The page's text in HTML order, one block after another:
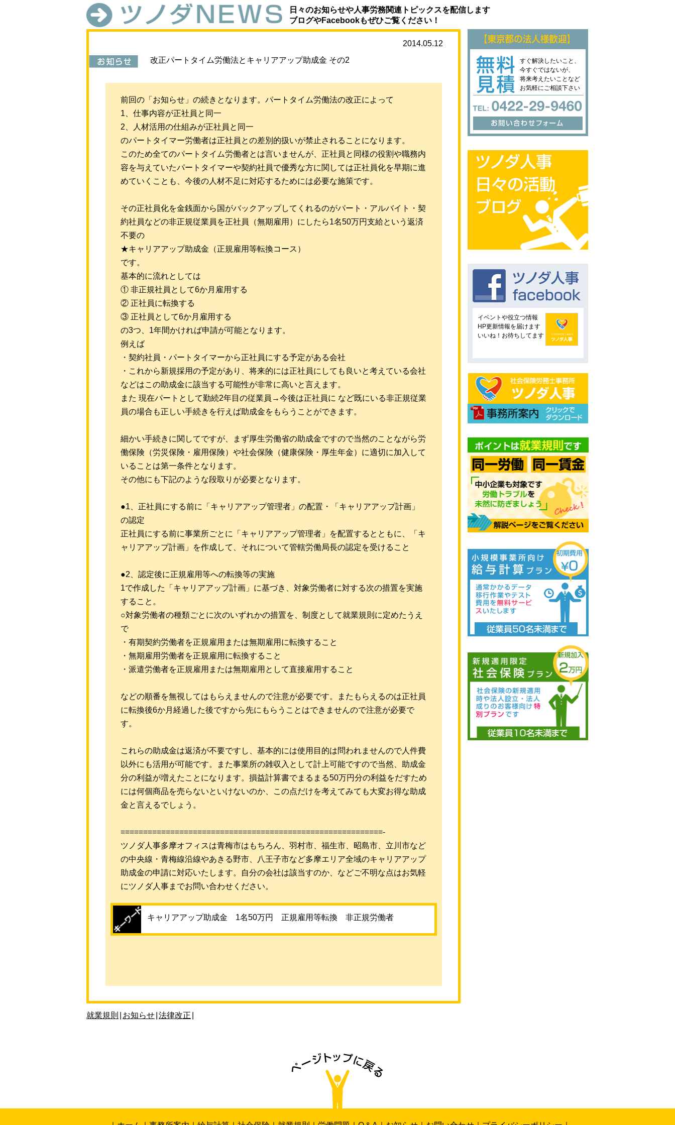
日々のお知らせや人事労務関連トピックスを配信します
ブログやFacebookもぜひご覧ください！
2014.05.12
改正パートタイム労働法とキャリアアップ助成金 その2
前回の「お知らせ」の続きとなります。パートタイム労働法の改正によって
1、仕事内容が正社員と同一
2、人材活用の仕組みが正社員と同一
のパートタイマー労働者は正社員との差別的扱いが禁止されることになります。
このため全てのパートタイム労働者とは言いませんが、正社員と同様の役割や職務内
容を与えていたパートタイマーや契約社員で優秀な方に関しては正社員化を早期に進
めていくことも、今後の人材不足に対応するためには必要な施策です。
その正社員化を金銭面から国がバックアップしてくれるのがパート・アルバイト・契
約社員などの非正規従業員を正社員（無期雇用）にしたら1名50万円支給という返済
不要の
★キャリアアップ助成金（正規雇用等転換コース）
です。
基本的に流れとしては
① 非正規社員として6か月雇用する
② 正社員に転換する
③ 正社員として6か月雇用する
の3つ、1年間かければ申請が可能となります。
例えば
・契約社員・パートタイマーから正社員にする予定がある会社
・これから新規採用の予定があり、将来的には正社員にしても良いと考えている会社
などはこの助成金に該当する可能性が非常に高いと言えます。
また 現在パートとして勤続2年目の従業員→今後は正社員に など既にいる非正規従業
員の場合も正しい手続きを行えば助成金をもらうことができます。
細かい手続きに関してですが、まず厚生労働省の助成金ですので当然のことながら労
働保険（労災保険・雇用保険）や社会保険（健康保険・厚生年金）に適切に加入して
いることは第一条件となります。
その他にも下記のような段取りが必要となります。
●1、正社員にする前に「キャリアアップ管理者」の配置・「キャリアアップ計画」
の認定
正社員にする前に事業所ごとに「キャリアアップ管理者」を配置するとともに、「キ
ャリアアップ計画」を作成して、それについて管轄労働局長の認定を受けること
●2、認定後に正規雇用等への転換等の実施
1で作成した「キャリアアップ計画」に基づき、対象労働者に対する次の措置を実施
すること。
○対象労働者の種類ごとに次のいずれかの措置を、制度として就業規則に定めたうえ
で
・有期契約労働者を正規雇用または無期雇用に転換すること
・無期雇用労働者を正規雇用に転換すること
・派遣労働者を正規雇用または無期雇用として直接雇用すること
などの順番を無視してはもらえませんので注意が必要です。またもらえるのは正社員
に転換後6か月経過した後ですから先にもらうことはできませんので注意が必要で
す。
これらの助成金は返済が不要ですし、基本的には使用目的は問われませんので人件費
以外にも活用が可能です。また事業所の雑収入として計上可能ですので当然、助成金
分の利益が増えたことになります。損益計算書でまるまる50万円分の利益をだすため
には何個商品を売らないといけないのか、この点だけを考えてみても大変お得な助成
金と言えるでしょう。
==========================================================-
ツノダ人事多摩オフィスは青梅市はもちろん、羽村市、福生市、昭島市、立川市など
の中央線・青梅線沿線やあきる野市、八王子市など多摩エリア全域のキャリアアップ
助成金の申請に対応いたします。自分の会社は該当すのか、などご不明な点はお気軽
にツノダ人事までお問い合わせください。
キャリアアップ助成金 1名50万円 正規雇用等転換 非正規労働者
就業規則 お知らせ 法律改正
すぐ解決したいこと、
今すぐではないが、
将来考えたいことなど
お気軽にご相談下さい
イベントや役立つ情報
HP更新情報を届けます
いいね！お待ちしてます